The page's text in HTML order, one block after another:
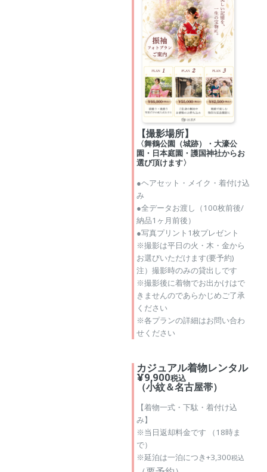
【撮影場所】
〈舞鶴公園（城跡）・大濠公
園・日本庭園・護国神社からお
選び頂けます〉
●ヘアセット・メイク・着付け込
み
●全データお渡し（100枚前後/
納品1ヶ月前後）
●写真プリント1枚プレゼント
※撮影は平日の火・木・金から
お選びいただけます(要予約)
注）撮影時のみの貸出しです
※撮影後に着物でお出かけはで
きませんのであらかじめご了承
ください
※各プランの詳細はお問い合わ
せください
カジュアル着物レンタル
¥9,900税込
（小紋＆名古屋帯）
【着物一式・下駄・着付け込
み】
※当日返却料金です （18時ま
で）
※延泊は一泊につき+3,300税込